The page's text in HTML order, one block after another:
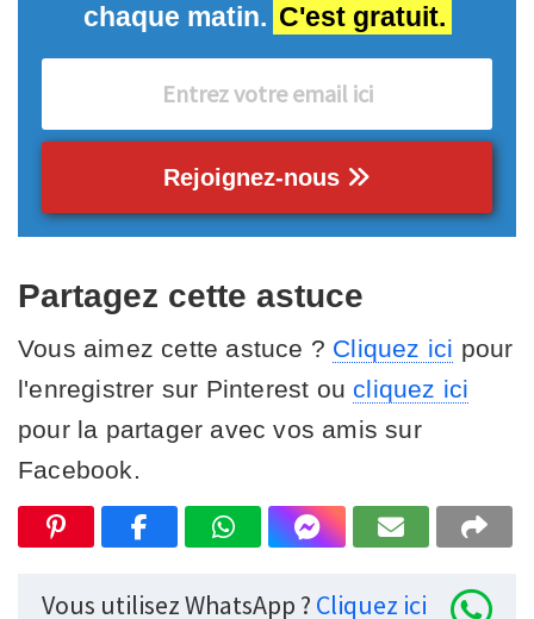
chaque matin. C'est gratuit.
Rejoignez-nous
Partagez cette astuce
Vous aimez cette astuce ? Cliquez ici pour
l'enregistrer sur Pinterest ou cliquez ici
pour la partager avec vos amis sur
Facebook.
Vous utilisez WhatsApp ? Cliquez ici